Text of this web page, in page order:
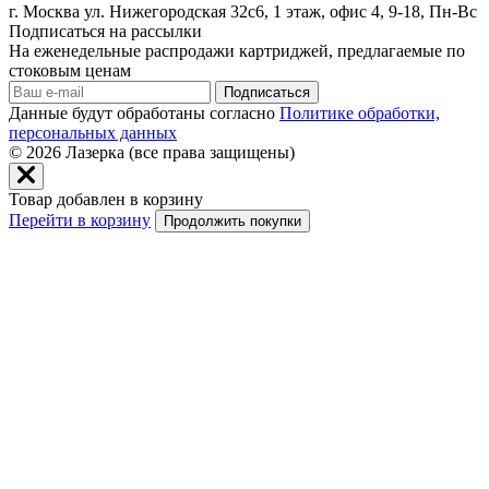
г. Москва ул. Нижегородская 32с6, 1 этаж, офис 4, 9-18, Пн-Вс
Подписаться на рассылки
На еженедельные распродажи картриджей, предлагаемые по
стоковым ценам
Подписаться
Данные будут обработаны согласно Политике обработки,
персональных данных
© 2026 Лазерка (все права защищены)
Товар добавлен в корзину
Перейти в корзину
Продолжить покупки